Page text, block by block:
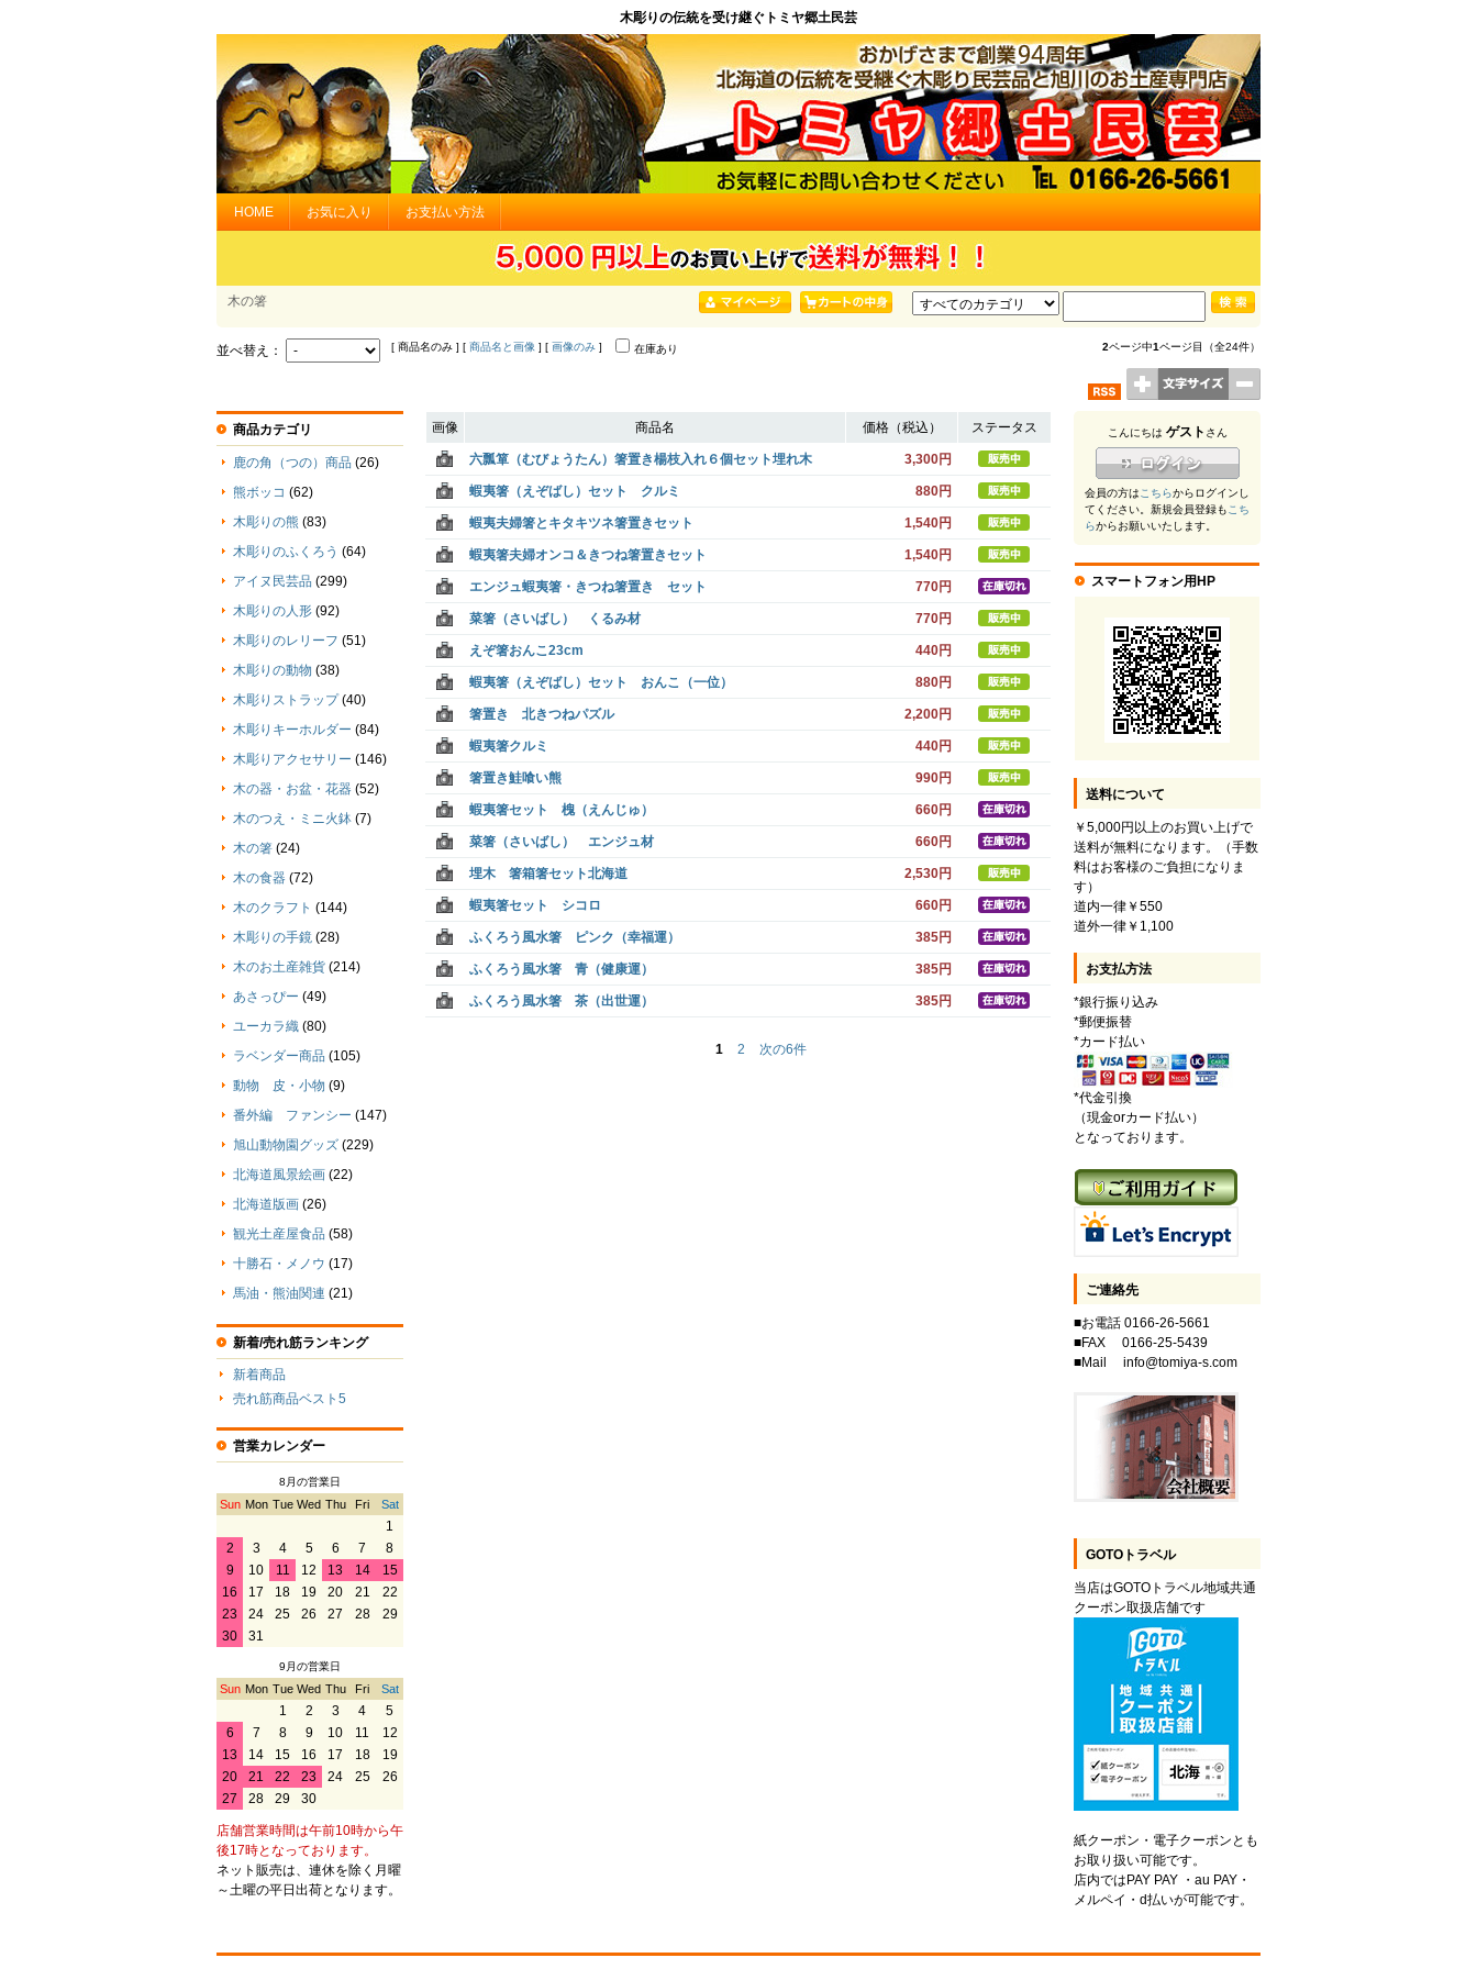
木彫りの伝統を受け継ぐトミヤ郷土民芸
HOME お気に入り お支払い方法
木の箸
並べ替え： [ 商品名のみ ] [ 商品名と画像 ] [ 画像のみ ] 在庫あり 2ページ中1ページ目（全24件）
画像 商品名 価格（税込） ステータス
六瓢箪（むびょうたん）箸置き楊枝入れ６個セット埋れ木 3,300円
蝦夷箸（えぞばし）セット クルミ 880円
蝦夷夫婦箸とキタキツネ箸置きセット 1,540円
蝦夷箸夫婦オンコ＆きつね箸置きセット 1,540円
エンジュ蝦夷箸・きつね箸置き セット 770円
菜箸（さいばし） くるみ材 770円
えぞ箸おんこ23cm 440円
蝦夷箸（えぞばし）セット おんこ（一位） 880円
箸置き 北きつねパズル 2,200円
蝦夷箸クルミ 440円
箸置き鮭喰い熊 990円
蝦夷箸セット 槐（えんじゅ） 660円
菜箸（さいばし） エンジュ材 660円
埋木 箸箱箸セット北海道 2,530円
蝦夷箸セット シコロ 660円
ふくろう風水箸 ピンク（幸福運） 385円
ふくろう風水箸 青（健康運） 385円
ふくろう風水箸 茶（出世運） 385円
1 2 次の6件
商品カテゴリ
鹿の角（つの）商品 (26)
熊ボッコ (62)
木彫りの熊 (83)
木彫りのふくろう (64)
アイヌ民芸品 (299)
木彫りの人形 (92)
木彫りのレリーフ (51)
木彫りの動物 (38)
木彫りストラップ (40)
木彫りキーホルダー (84)
木彫りアクセサリー (146)
木の器・お盆・花器 (52)
木のつえ・ミニ火鉢 (7)
木の箸 (24)
木の食器 (72)
木のクラフト (144)
木彫りの手鏡 (28)
木のお土産雑貨 (214)
あさっぴー (49)
ユーカラ織 (80)
ラベンダー商品 (105)
動物 皮・小物 (9)
番外編 ファンシー (147)
旭山動物園グッズ (229)
北海道風景絵画 (22)
北海道版画 (26)
観光土産屋食品 (58)
十勝石・メノウ (17)
馬油・熊油関連 (21)
新着/売れ筋ランキング
新着商品
売れ筋商品ベスト5
営業カレンダー
8月の営業日
Sun Mon Tue Wed Thu Fri Sat
1
2
3 4 5 6 7
8
9
10 11 12 13 14
15
16
17 18 19 20 21
22
23
24 25 26 27 28
29
30
31
9月の営業日
Sun Mon Tue Wed Thu Fri Sat
1 2 3 4
5
6
7 8 9 10 11
12
13
14 15 16 17 18
19
20
21 22 23 24 25
26
27
28 29 30
店舗営業時間は午前10時から午
後17時となっております。
ネット販売は、連休を除く月曜
～土曜の平日出荷となります。
こんにちは ゲスト さん
会員の方はこちらからログインし
てください。新規会員登録もこち
らからお願いいたします。
スマートフォン用HP
送料について
￥5,000円以上のお買い上げで
送料が無料になります。（手数
料はお客様のご負担になりま
す）
道内一律￥550
道外一律￥1,100
お支払方法
*銀行振り込み
*郵便振替
*カード払い
*代金引換
（現金orカード払い）
となっております。
ご連絡先
■お電話 0166-26-5661
■FAX 0166-25-5439
■Mail info@tomiya-s.com
GOTOトラベル
当店はGOTOトラベル地域共通
クーポン取扱店舗です
紙クーポン・電子クーポンとも
お取り扱い可能です。
店内ではPAY PAY ・au PAY・
メルペイ・d払いが可能です。